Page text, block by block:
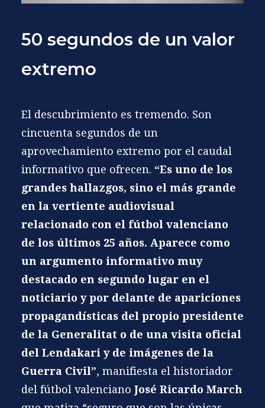
50 segundos de un valor
extremo
El descubrimiento es tremendo. Son
cincuenta segundos de un
aprovechamiento extremo por el caudal
informativo que ofrecen. “Es uno de los
grandes hallazgos, sino el más grande
en la vertiente audiovisual
relacionado con el fútbol valenciano
de los últimos 25 años. Aparece como
un argumento informativo muy
destacado en segundo lugar en el
noticiario y por delante de apariciones
propagandísticas del propio presidente
de la Generalitat o de una visita oficial
del Lendakari y de imágenes de la
Guerra Civil”, manifiesta el historiador
del fútbol valenciano José Ricardo March